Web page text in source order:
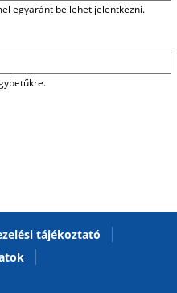
egyaránt be lehet jelentkezni.
tájékoztató